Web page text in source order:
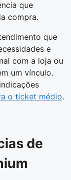
que
compra.
que
e
com a loja ou
um vínculo.
o ticket médio.
de